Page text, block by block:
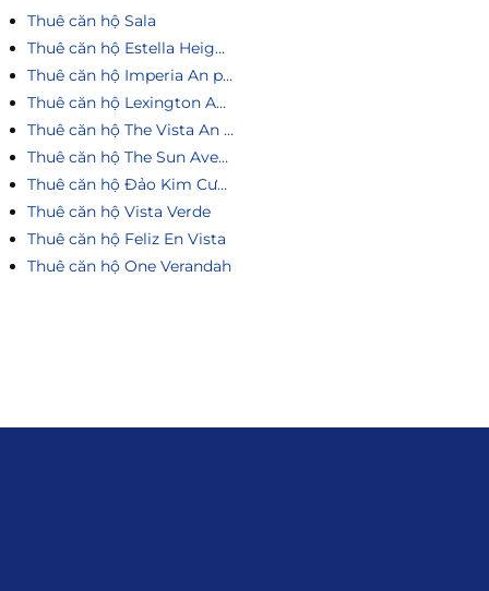
Thuê căn hộ Sala
Thuê căn hộ Estella Heights
Thuê căn hộ Imperia An phú
Thuê căn hộ Lexington An Phú
Thuê căn hộ The Vista An Phú
Thuê căn hộ The Sun Avenue
Thuê căn hộ Đảo Kim Cương
Thuê căn hộ Vista Verde
Thuê căn hộ Feliz En Vista
Thuê căn hộ One Verandah